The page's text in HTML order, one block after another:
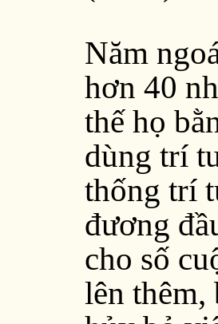
Năm
hơn 40
thế họ
dùng trí
thống trí
đương
cho số
lên thêm,